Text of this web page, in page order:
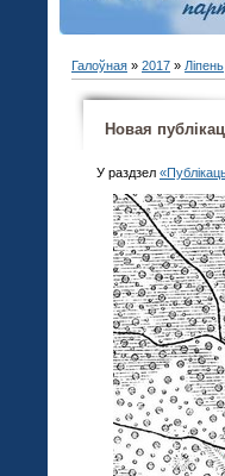
Галоўная » 2017 » Ліпень
Новая
У раздзел